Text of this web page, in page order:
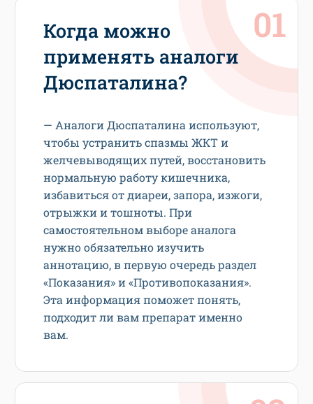
Когда можно
применять аналоги
Дюспаталина?
— Аналоги Дюспаталина используют,
чтобы устранить спазмы ЖКТ и
желчевыводящих путей, восстановить
нормальную работу кишечника,
избавиться от диареи, запора, изжоги,
отрыжки и тошноты. При
самостоятельном выборе аналога
нужно обязательно изучить
аннотацию, в первую очередь раздел
«Показания» и «Противопоказания».
Эта информация поможет понять,
подходит ли вам препарат именно
вам.